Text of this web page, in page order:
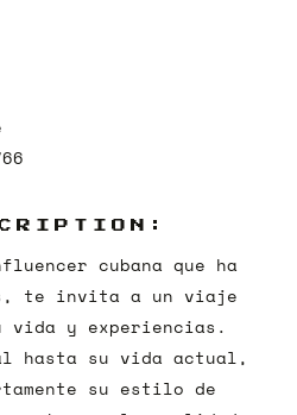
cubana que ha
te invita a un viaje
vida y experiencias.
hasta su vida actual,
su estilo de